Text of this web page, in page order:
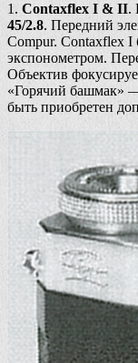
1. Contaxflex I & II.
45/2.8. Передний
Compur. Contaxflex
экспонометром.
Объектив
«Горячий башмак»
быть приобретен